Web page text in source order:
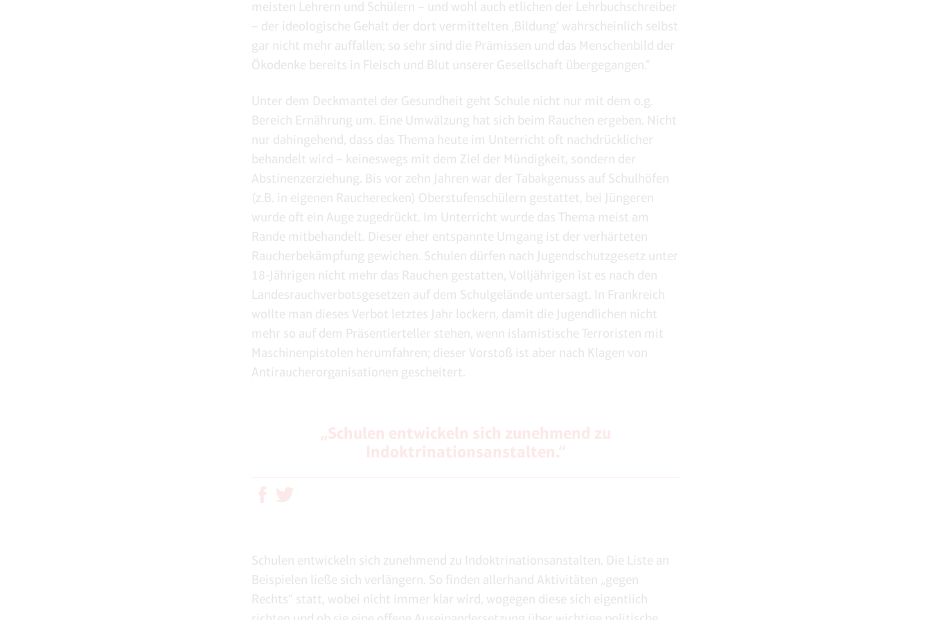
meisten Lehrern und Schülern – und wohl auch etlichen der Lehrbuchschreiber
– der ideologische Gehalt der dort vermittelten ‚Bildung‘ wahrscheinlich selbst
gar nicht mehr auffallen; so sehr sind die Prämissen und das Menschenbild der
Ökodenke bereits in Fleisch und Blut unserer Gesellschaft übergegangen.“
Unter dem Deckmantel der Gesundheit geht Schule nicht nur mit dem o.g.
Bereich Ernährung um. Eine Umwälzung hat sich beim Rauchen ergeben. Nicht
nur dahingehend, dass das Thema heute im Unterricht oft nachdrücklicher
behandelt wird – keineswegs mit dem Ziel der Mündigkeit, sondern der
Abstinenzerziehung. Bis vor zehn Jahren war der Tabakgenuss auf Schulhöfen
(z.B. in eigenen Raucherecken) Oberstufenschülern gestattet, bei Jüngeren
wurde oft ein Auge zugedrückt. Im Unterricht wurde das Thema meist am
Rande mitbehandelt. Dieser eher entspannte Umgang ist der verhärteten
Raucherbekämpfung gewichen. Schulen dürfen nach Jugendschutzgesetz unter
18-Jährigen nicht mehr das Rauchen gestatten, Volljährigen ist es nach den
Landesrauchverbotsgesetzen auf dem Schulgelände untersagt. In Frankreich
wollte man dieses Verbot letztes Jahr lockern, damit die Jugendlichen nicht
mehr so auf dem Präsentierteller stehen, wenn islamistische Terroristen mit
Maschinenpistolen herumfahren; dieser Vorstoß ist aber nach Klagen von
Antiraucherorganisationen gescheitert.
Schulen entwickeln sich zunehmend zu Indoktrinationsanstalten. Die Liste an
Beispielen ließe sich verlängern. So finden allerhand Aktivitäten „gegen
Rechts“ statt, wobei nicht immer klar wird, wogegen diese sich eigentlich